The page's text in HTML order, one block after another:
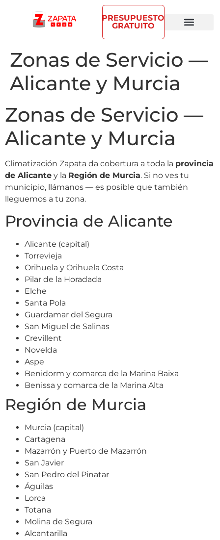
PRESUPUESTO
GRATUITO
Zonas de Servicio —
Alicante y Murcia
Zonas de Servicio —
Alicante y Murcia
Climatización Zapata da cobertura a toda la provincia
de Alicante y la Región de Murcia. Si no ves tu
municipio, llámanos — es posible que también
lleguemos a tu zona.
Provincia de Alicante
Alicante (capital)
Torrevieja
Orihuela y Orihuela Costa
Pilar de la Horadada
Elche
Santa Pola
Guardamar del Segura
San Miguel de Salinas
Crevillent
Novelda
Aspe
Benidorm y comarca de la Marina Baixa
Benissa y comarca de la Marina Alta
Región de Murcia
Murcia (capital)
Cartagena
Mazarrón y Puerto de Mazarrón
San Javier
San Pedro del Pinatar
Águilas
Lorca
Totana
Molina de Segura
Alcantarilla